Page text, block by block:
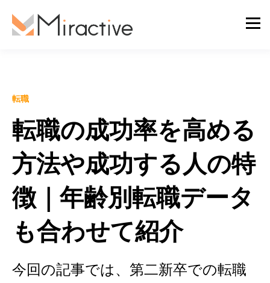
転職
転職の成功率を高める
方法や成功する人の特
徴｜年齢別転職データ
も合わせて紹介
今回の記事では、第二新卒での転職